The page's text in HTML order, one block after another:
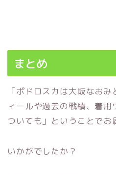
まとめ
「ポドロスカは大坂なお
ィールや過去の戦績、着
ついても」ということでお
いかがでしたか？